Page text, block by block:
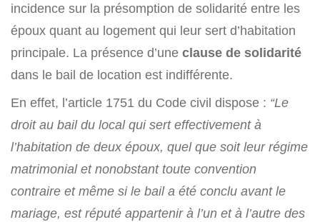
incidence sur la présomption de solidarité entre les
époux quant au logement qui leur sert d’habitation
principale. La présence d’une clause de solidarité
dans le bail de location est indifférente.
En effet, l’article 1751 du Code civil dispose : “Le
droit au bail du local qui sert effectivement à
l’habitation de deux époux, quel que soit leur régime
matrimonial et nonobstant toute convention
contraire et même si le bail a été conclu avant le
mariage, est réputé appartenir à l’un et à l’autre des